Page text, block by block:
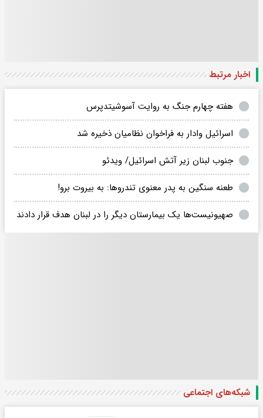
اخبار مرتبط
هفته چهارم جنگ به روایت آسوشیتدپرس
اسرائیل وادار به فراخوان نظامیان ذخیره شد
جنوب لبنان زیر آتش اسرائیل/ ویدئو
طعنه سنگین به پدر معنوی تندروها: به بیروت برو!
صهیونیست‌ها یک بیمارستان دیگر را در لبنان هدف قرار دادند
شبکه‌های اجتماعی